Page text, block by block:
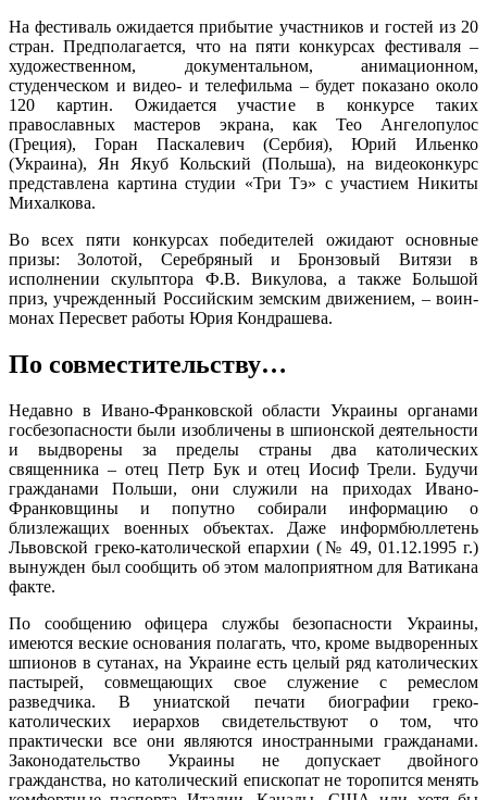
На фестиваль ожидается прибытие участников и гостей из 20
стран. Предполагается, что на пяти конкурсах фестиваля –
художественном, документальном, анимационном,
студенческом и видео- и телефильма – будет показано около
120 картин. Ожидается участие в конкурсе таких
православных мастеров экрана, как Тео Ангелопулос
(Греция), Горан Паскалевич (Сербия), Юрий Ильенко
(Украина), Ян Якуб Кольский (Польша), на видеоконкурс
представлена картина студии «Три Тэ» с участием Никиты
Михалкова.
Во всех пяти конкурсах победителей ожидают основные
призы: Золотой, Серебряный и Бронзовый Витязи в
исполнении скульптора Ф.В. Викулова, а также Большой
приз, учрежденный Российским земским движением, – воин-
монах Пересвет работы Юрия Кондрашева.
По совместительству…
Недавно в Ивано-Франковской области Украины органами
госбезопасности были изобличены в шпионской деятельности
и выдворены за пределы страны два католических
священника – отец Петр Бук и отец Иосиф Трели. Будучи
гражданами Польши, они служили на приходах Ивано-
Франковщины и попутно собирали информацию о
близлежащих военных объектах. Даже информбюллетень
Львовской греко-католической епархии (№ 49, 01.12.1995 г.)
вынужден был сообщить об этом малоприятном для Ватикана
факте.
По сообщению офицера службы безопасности Украины,
имеются веские основания полагать, что, кроме выдворенных
шпионов в сутанах, на Украине есть целый ряд католических
пастырей, совмещающих свое служение с ремеслом
разведчика. В униатской печати биографии греко-
католических иерархов свидетельствуют о том, что
практически все они являются иностранными гражданами.
Законодательство Украины не допускает двойного
гражданства, но католический епископат не торопится менять